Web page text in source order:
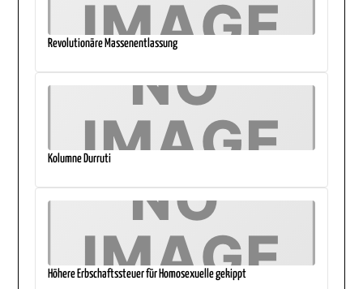
Revolutionäre Massenentlassung
Kolumne Durruti
Höhere Erbschaftssteuer für Homosexuelle gekippt